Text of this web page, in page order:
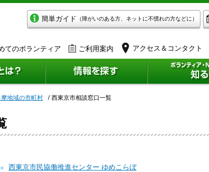
簡単ガイド （障がいのある方、ネットに不慣れの方などに）
てのボランティア ご利用案内 アクセス＆コンタクト
摩地域の市町村 西東京市相談窓口一覧
西東京市民協働推進センター ゆめこらぼ